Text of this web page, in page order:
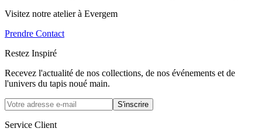
Visitez notre atelier à Evergem
Prendre Contact
Restez Inspiré
Recevez l'actualité de nos collections, de nos événements et de
l'univers du tapis noué main.
S'inscrire
Service Client